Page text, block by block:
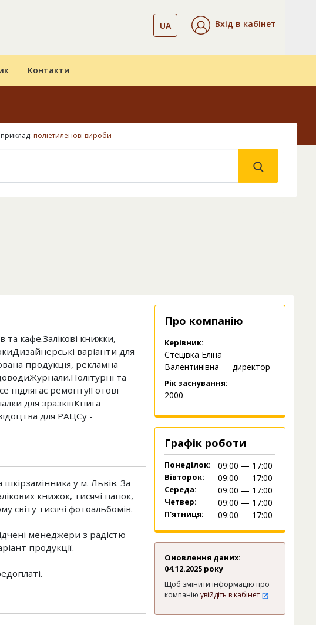
UA Вхід в кабінет
Контакти
поліетиленові вироби
кафе.Залікові книжки,
варіанти для
продукція, рекламна
та
підлягає ремонту!Готові
для зразківКнига
для РАЦСу -
шкірзамінника у м. Львів. За
книжок, тисячі папок,
світу тисячі фотоальбомів.
менеджери з радістю
продукції.
Про компанію
Керівник:
Стецівка Еліна
Валентинівна — директор
Рік заснування:
2000
Графік роботи
Понеділок: 09:00 — 17:00
Вівторок: 09:00 — 17:00
Середа: 09:00 — 17:00
Четвер: 09:00 — 17:00
П'ятниця: 09:00 — 17:00
Оновлення даних:
04.12.2025 року
Щоб змінити інформацію про
компанію увійдіть в кабінет